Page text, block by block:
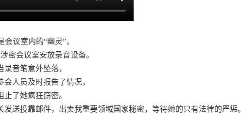
会议室内的“幽灵”，
密会议室安放录音设备。
录音笔意外坠落，
会人员及时报告了情况，
止了她疯狂窃密。
送投靠邮件，出卖我重要领域国家秘密，等待她的只有法律的严惩。